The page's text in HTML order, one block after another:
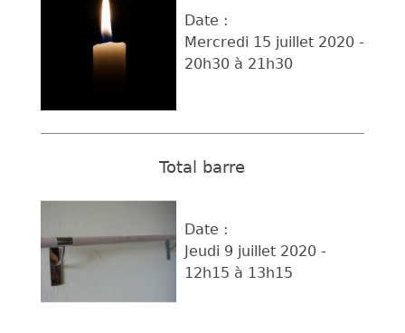
Date :
Mercredi 15 juillet 2020 -
20h30 à 21h30
Total barre
Date :
Jeudi 9 juillet 2020 -
12h15 à 13h15